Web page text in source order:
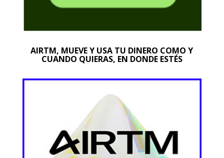
AIRTM, MUEVE Y USA TU DINERO COMO Y
CUANDO QUIERAS, EN DONDE ESTÉS